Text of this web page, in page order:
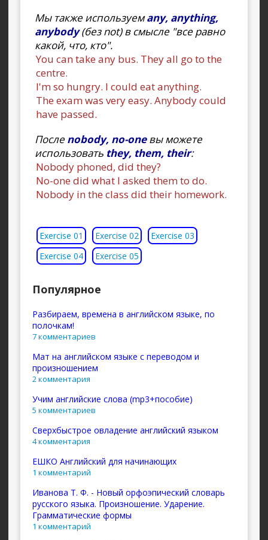
Мы также используемany, anything,
anybody(без not) в смысле "все равно
какой, что, кто".
You can take any bus. They all go to the
centre.
I'm so hungry. I could eat anything.
The exam was very easy. Anybody could
have passed.
Послеnobody, no-oneвы можете
использовать they, them, their:
Nobody phoned, did they?
No-one did what I asked them to do.
Nobody in the class did their homework.
Exercise 01 Exercise 02
Exercise 03
Exercise 04
Exercise 05
Популярное
Разбираем, времена в английском языке, по
полочкам!
7 комментариев
Мат на английском языке с переводом и
произношением
2 комментария
Учим английские слова (mp3+пособие)
5 комментариев
Сверхбыстрое овладение английский языком
4 комментария
ЕШКО Английский для начинающих
1 комментарий
Иванова Т. Ф. - Новый орфоэпический словарь
русского языка. Произношение. Ударение.
Грамматические формы
1 комментарий